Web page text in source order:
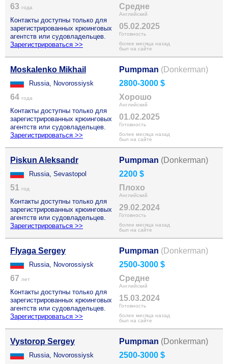
63 года
Контакты доступны только для
зарегистрированных крюинговых
агентств или судовладельцев.
Зарегистрироваться >>
Средне
Английский
05.02.2025
Готовность
более месяца назад
был на сайте
Moskalenko Mikhail
Russia, Novorossiysk
64 года
Контакты доступны только для
зарегистрированных крюинговых
агентств или судовладельцев.
Зарегистрироваться >>
Pumpman (Donkerman)
2800-3000 $
Хорошо
Английский
01.02.2025
Готовность
более месяца назад
был на сайте
Piskun Aleksandr
Russia, Sevastopol
51 год
Контакты доступны только для
зарегистрированных крюинговых
агентств или судовладельцев.
Зарегистрироваться >>
Pumpman (Donkerman)
2200 $
Плохо
Английский
29.02.2024
Готовность
более месяца назад
был на сайте
Flyaga Sergey
Russia, Novorossiysk
67 лет
Контакты доступны только для
зарегистрированных крюинговых
агентств или судовладельцев.
Зарегистрироваться >>
Pumpman (Donkerman)
2500-3000 $
Средне
Английский
15.03.2024
Готовность
более месяца назад
был на сайте
Vystorop Sergey
Russia, Novorossiysk
Pumpman (Donkerman)
2500-3000 $